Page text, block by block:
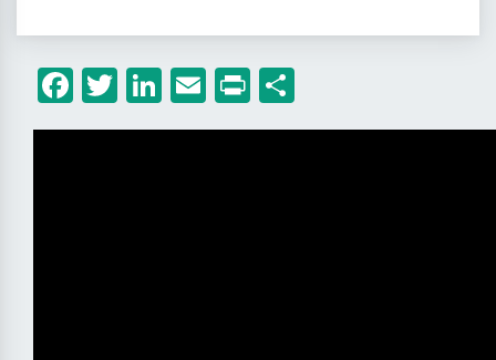
Facebook
Twitter
LinkedIn
Email
Print